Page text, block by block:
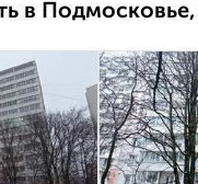
в Подмосковье,